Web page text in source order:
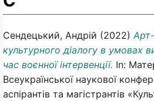
Сендецький, Андрій (2022)
культурного діалогу в умовах
час воєнної інтервенції. In:
Всеукраїнської наукової
аспірантів та магістрантів